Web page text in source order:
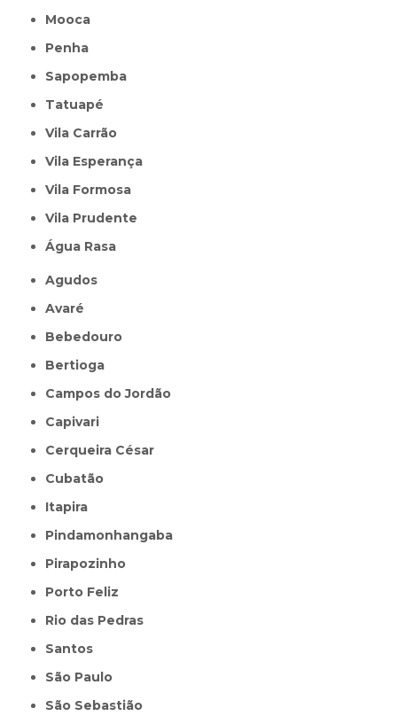
Mooca
Penha
Sapopemba
Tatuapé
Vila Carrão
Vila Esperança
Vila Formosa
Vila Prudente
Água Rasa
Agudos
Avaré
Bebedouro
Bertioga
Campos do Jordão
Capivari
Cerqueira César
Cubatão
Itapira
Pindamonhangaba
Pirapozinho
Porto Feliz
Rio das Pedras
Santos
São Paulo
São Sebastião